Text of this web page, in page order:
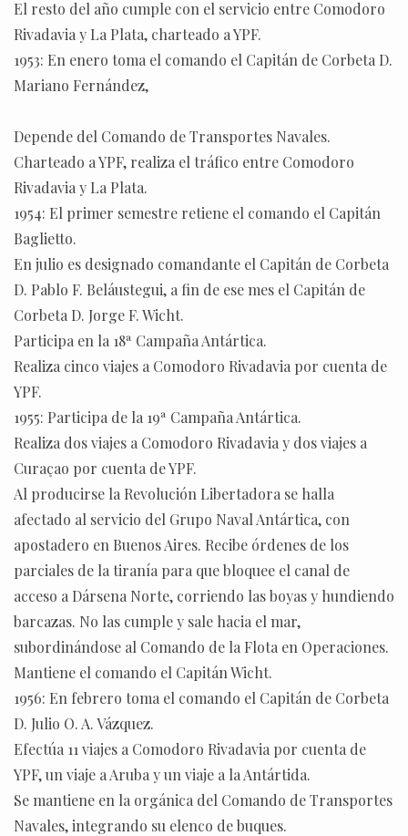
El resto del año cumple con el servicio entre Comodoro
Rivadavia y La Plata, charteado a YPF.
1953: En enero toma el comando el Capitán de Corbeta D.
Mariano Fernández,
Depende del Comando de Transportes Navales.
Charteado a YPF, realiza el tráfico entre Comodoro
Rivadavia y La Plata.
1954: El primer semestre retiene el comando el Capitán
Baglietto.
En julio es designado comandante el Capitán de Corbeta
D. Pablo F. Beláustegui, a fin de ese mes el Capitán de
Corbeta D. Jorge F. Wicht.
Participa en la 18ª Campaña Antártica.
Realiza cinco viajes a Comodoro Rivadavia por cuenta de
YPF.
1955: Participa de la 19ª Campaña Antártica.
Realiza dos viajes a Comodoro Rivadavia y dos viajes a
Curaçao por cuenta de YPF.
Al producirse la Revolución Libertadora se halla
afectado al servicio del Grupo Naval Antártica, con
apostadero en Buenos Aires. Recibe órdenes de los
parciales de la tiranía para que bloquee el canal de
acceso a Dársena Norte, corriendo las boyas y hundiendo
barcazas. No las cumple y sale hacia el mar,
subordinándose al Comando de la Flota en Operaciones.
Mantiene el comando el Capitán Wicht.
1956: En febrero toma el comando el Capitán de Corbeta
D. Julio O. A. Vázquez.
Efectúa 11 viajes a Comodoro Rivadavia por cuenta de
YPF, un viaje a Aruba y un viaje a la Antártida.
Se mantiene en la orgánica del Comando de Transportes
Navales, integrando su elenco de buques.